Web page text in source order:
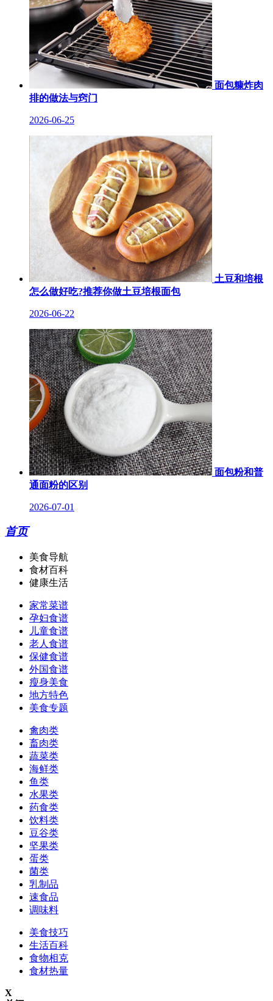
面包糠炸肉
排的做法与窍门
2026-06-25
土豆和培根
怎么做好吃?推荐你做土豆培根面包
2026-06-22
面包粉和普
通面粉的区别
2026-07-01
首页
美食导航
食材百科
健康生活
家常菜谱
孕妇食谱
儿童食谱
老人食谱
保健食谱
外国食谱
瘦身美食
地方特色
美食专题
禽肉类
畜肉类
蔬菜类
海鲜类
鱼类
水果类
药食类
饮料类
豆谷类
坚果类
蛋类
菌类
乳制品
速食品
调味料
美食技巧
生活百科
食物相克
食材热量
X